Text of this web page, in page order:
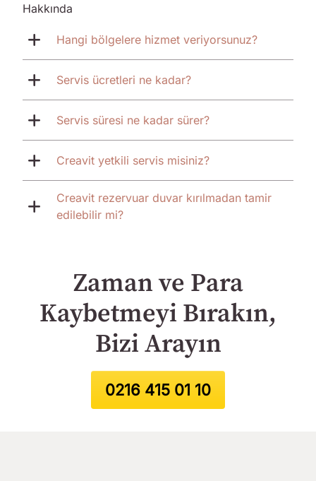
Hakkında
Hangi bölgelere hizmet veriyorsunuz?
Servis ücretleri ne kadar?
Servis süresi ne kadar sürer?
Creavit yetkili servis misiniz?
Creavit rezervuar duvar kırılmadan tamir
edilebilir mi?
Zaman ve Para
Kaybetmeyi Bırakın,
Bizi Arayın
0216 415 01 10